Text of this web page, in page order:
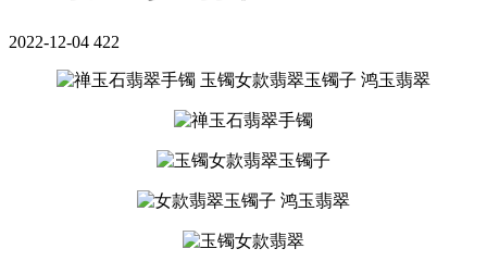
2022-12-04 422